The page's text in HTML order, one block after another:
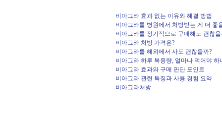
비아그라 효과 없는 이유와 해결 방법
비아그라를 병원에서 처방받는 게 더 좋
비아그라를 정기적으로 구매해도 괜찮을
비아그라 처방 가격은?
비아그라를 해외에서 사도 괜찮을까?
비아그라 하루 복용량, 얼마나 먹어야 하
비아그라 효과와 구매 판단 포인트
비아그라 관련 특징과 사용 경험 요약
비아그라처방